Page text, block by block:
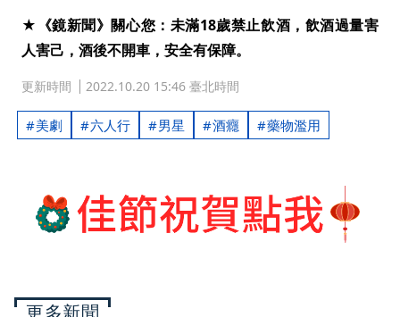
★《鏡新聞》關心您：未滿18歲禁止飲酒，飲酒過量害
人害己，酒後不開車，安全有保障。
更新時間 2022.10.20 15:46 臺北時間
美劇 六人行 男星 酒癮 藥物濫用
更多新聞